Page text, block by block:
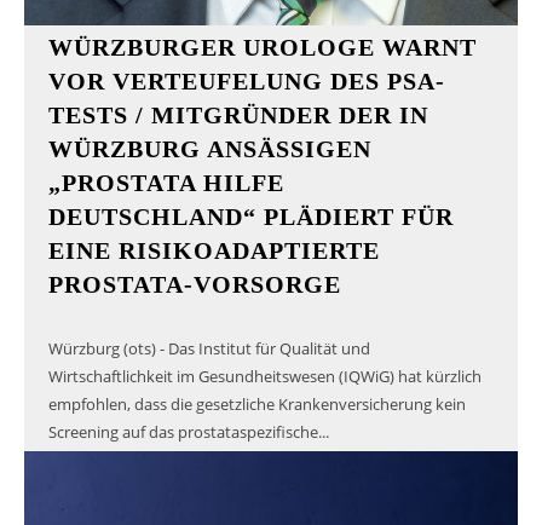
WÜRZBURGER UROLOGE WARNT
VOR VERTEUFELUNG DES PSA-
TESTS / MITGRÜNDER DER IN
WÜRZBURG ANSÄSSIGEN
„PROSTATA HILFE
DEUTSCHLAND“ PLÄDIERT FÜR
EINE RISIKOADAPTIERTE
PROSTATA-VORSORGE
Würzburg (ots) - Das Institut für Qualität und
Wirtschaftlichkeit im Gesundheitswesen (IQWiG) hat kürzlich
empfohlen, dass die gesetzliche Krankenversicherung kein
Screening auf das prostataspezifische...